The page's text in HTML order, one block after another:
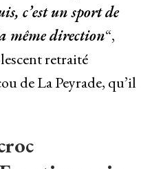
c’est un sport de
même direction“,
retraité
de La Peyrade, qu’il